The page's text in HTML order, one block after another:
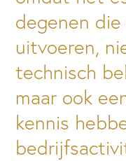
degenen
uitvoeren,
technisch
maar ook
kennis